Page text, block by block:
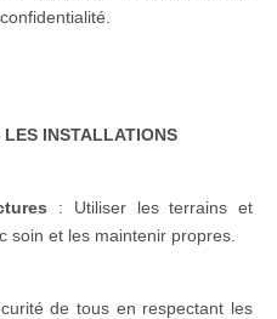
LES INSTALLATIONS
: Utiliser les terrains et
soin et les maintenir propres.
de tous en respectant les